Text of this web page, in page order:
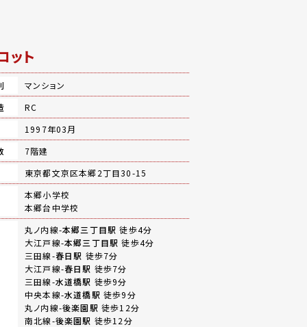
ット
マンション
RC
1997年03月
7階建
東京都文京区本郷2丁目30-15
本郷小学校
本郷台中学校
丸ノ内線-本郷三丁目駅 徒歩4分
大江戸線-本郷三丁目駅 徒歩4分
三田線-春日駅 徒歩7分
大江戸線-春日駅 徒歩7分
三田線-水道橋駅 徒歩9分
中央本線-水道橋駅 徒歩9分
丸ノ内線-後楽園駅 徒歩12分
南北線-後楽園駅 徒歩12分